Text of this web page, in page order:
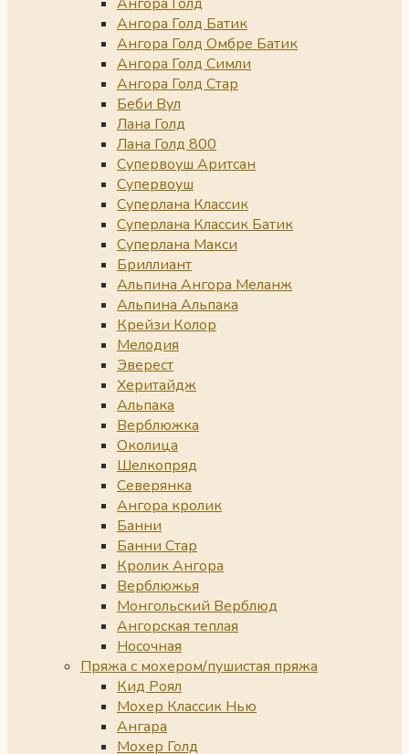
Ангора Голд Батик
Ангора Голд Омбре Батик
Ангора Голд Симли
Ангора Голд Стар
Беби Вул
Лана Голд
Лана Голд 800
Супервоуш Аритсан
Супервоуш
Суперлана Классик
Суперлана Классик Батик
Суперлана Макси
Бриллиант
Альпина Ангора Меланж
Альпина Альпака
Крейзи Колор
Мелодия
Эверест
Херитайдж
Альпака
Верблюжка
Околица
Шелкопряд
Северянка
Ангора кролик
Банни
Банни Стар
Кролик Ангора
Верблюжья
Монгольский Верблюд
Ангорская теплая
Носочная
Пряжа с мохером/пушистая пряжа
Кид Роял
Мохер Классик Нью
Ангара
Мохер Голд